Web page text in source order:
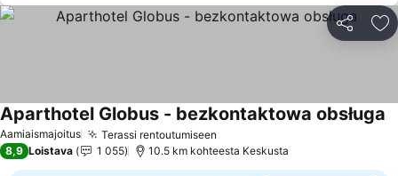
Jaa
Aamiaismajoitus Terassi rentoutumiseen
Aparthotel Globus - bezkontaktowa obsługa
8,9 Loistava 1 055 10.5 km kohteesta Keskusta